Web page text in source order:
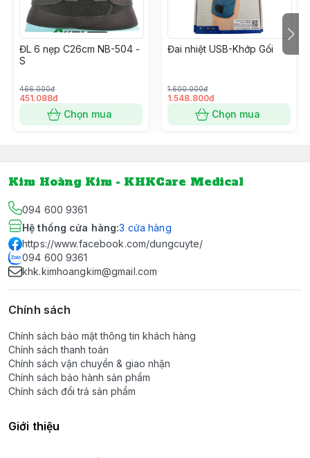
ĐL 6 nẹp C26cm NB-504 -
S
466.000đ
451.088đ
Chọn mua
Đai nhiệt USB-Khớp Gối
1.600.000đ
1.548.800đ
Chọn mua
Kim Hoàng Kim - KHKCare Medical
094 600 9361
Hệ thống cửa hàng:3 cửa hàng
https://www.facebook.com/dungcuyte/
094 600 9361
khk.kimhoangkim@gmail.com
Chính sách
Chính sách bảo mật thông tin khách hàng
Chính sách thanh toán
Chính sách vận chuyển & giao nhận
Chính sách bảo hành sản phẩm
Chính sách đổi trả sản phẩm
Giới thiệu